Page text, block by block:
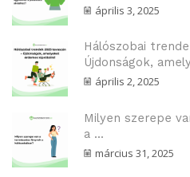
április 3, 2025
Hálószobai
Újdonságok,
április 2, 2025
Milyen szerepe
a ...
március 31, 2025